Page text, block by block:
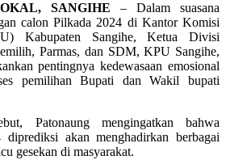
SANGIHE – Dalam suasana
calon Pilkada 2024 di Kantor Komisi
Kabupaten Sangihe, Ketua Divisi
Parmas, dan SDM, KPU Sangihe,
pentingnya kedewasaan emosional
pemilihan Bupati dan Wakil bupati
Patonaung mengingatkan bahwa
diprediksi akan menghadirkan berbagai
gesekan di masyarakat.